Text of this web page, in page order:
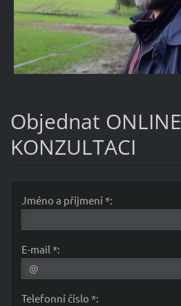
Objednat ONLINE
KONZULTACI
Jméno a příjmení *:
E-mail *:
Telefonní číslo *: